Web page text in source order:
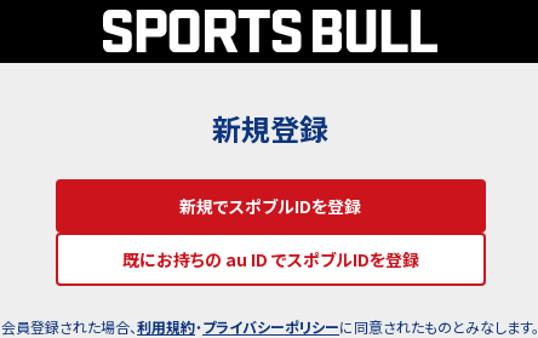
新規登録
新規でスポブルIDを登録
既にお持ちの au ID でスポブルIDを登録
会員登録された場合、利用規約・プライバシーポリシーに同意されたものとみなします。